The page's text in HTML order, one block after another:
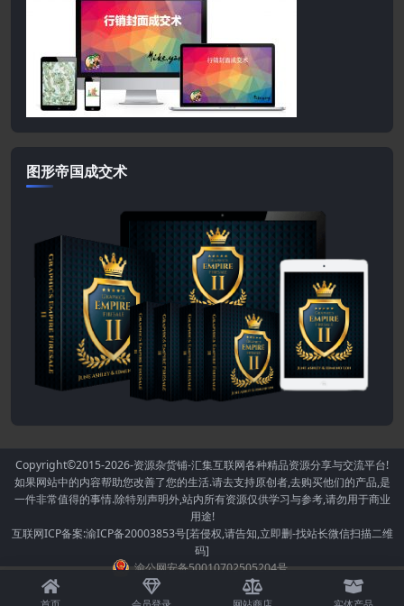
图形帝国成交术
Copyright©2015-2026-资源杂货铺-汇集互联网各种精品资源分享与交流平台!
如果网站中的内容帮助您改善了您的生活.请去支持原创者,去购买他们的产品,是
一件非常值得的事情.除特别声明外,站内所有资源仅供学习与参考,请勿用于商业
用途!
互联网ICP备案:渝ICP备20003853号[若侵权,请告知,立即删-找站长微信扫描二维
码]
渝公网安备50010702505204号